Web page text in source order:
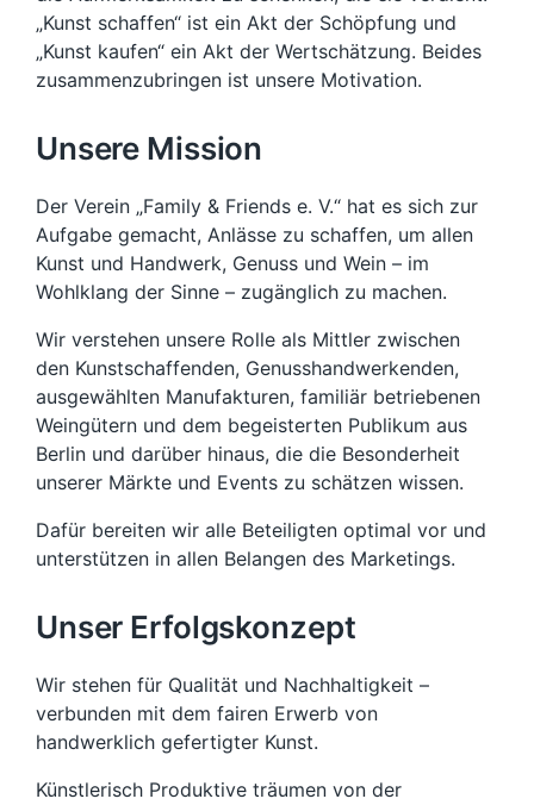
„Kunst schaffen“ ist ein Akt der Schöpfung und
„Kunst kaufen“ ein Akt der Wertschätzung. Beides
zusammenzubringen ist unsere Motivation.
Unsere Mission
Der Verein „Family & Friends e. V.“ hat es sich zur
Aufgabe gemacht, Anlässe zu schaffen, um allen
Kunst und Handwerk, Genuss und Wein – im
Wohlklang der Sinne – zugänglich zu machen.
Wir verstehen unsere Rolle als Mittler zwischen
den Kunstschaffenden, Genusshandwerkenden,
ausgewählten Manufakturen, familiär betriebenen
Weingütern und dem begeisterten Publikum aus
Berlin und darüber hinaus, die die Besonderheit
unserer Märkte und Events zu schätzen wissen.
Dafür bereiten wir alle Beteiligten optimal vor und
unterstützen in allen Belangen des Marketings.
Unser Erfolgskonzept
Wir stehen für Qualität und Nachhaltigkeit –
verbunden mit dem fairen Erwerb von
handwerklich gefertigter Kunst.
Künstlerisch Produktive träumen von der